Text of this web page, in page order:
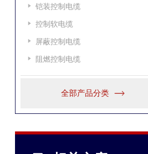
铠装控制电缆
控制软电缆
屏蔽控制电缆
阻燃控制电缆
全部产品分类